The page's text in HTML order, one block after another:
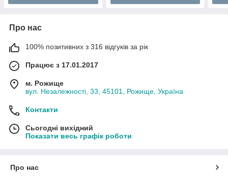
Про нас
100% позитивних з 316 відгуків за рік
Працює з 17.01.2017
м. Рожище
вул. Незалежності, 33, 45101, Рожище, Україна
Контакти
Сьогодні вихідний
Показати весь графік роботи
Про нас